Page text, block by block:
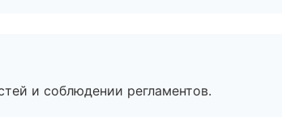
и соблюдении регламентов.